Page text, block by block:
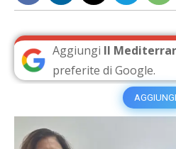
Aggiungi Il
preferite di Google.
AGGIUNGI